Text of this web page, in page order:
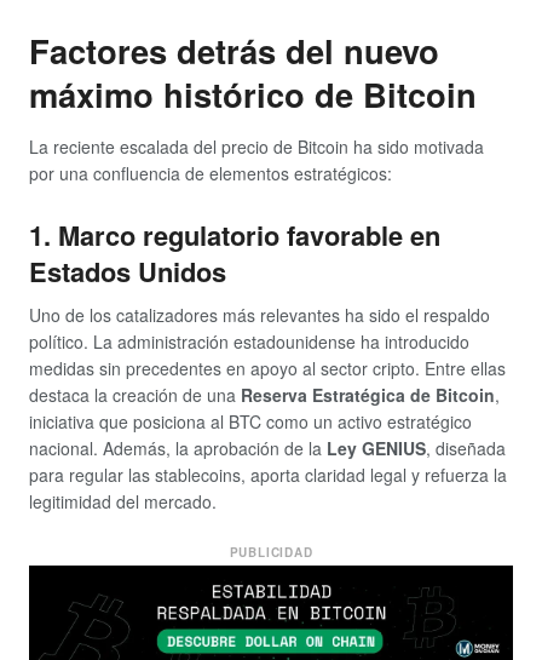
Factores detrás del nuevo
máximo histórico de Bitcoin
La reciente escalada del precio de Bitcoin ha sido motivada
por una confluencia de elementos estratégicos:
1. Marco regulatorio favorable en
Estados Unidos
Uno de los catalizadores más relevantes ha sido el respaldo
político. La administración estadounidense ha introducido
medidas sin precedentes en apoyo al sector cripto. Entre ellas
destaca la creación de una Reserva Estratégica de Bitcoin,
iniciativa que posiciona al BTC como un activo estratégico
nacional. Además, la aprobación de la Ley GENIUS, diseñada
para regular las stablecoins, aporta claridad legal y refuerza la
legitimidad del mercado.
PUBLICIDAD